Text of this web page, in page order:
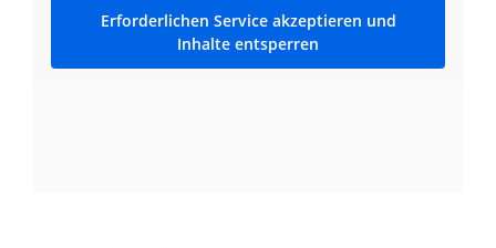
Erforderlichen Service akzeptieren und
Inhalte entsperren